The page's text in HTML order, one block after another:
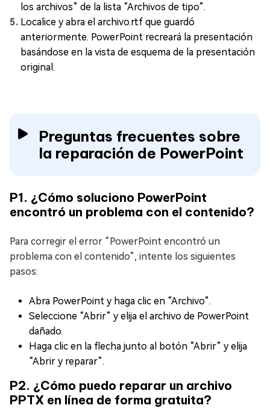
los archivos” de la lista “Archivos de tipo”.
Localice y abra el archivo.rtf que guardó
anteriormente. PowerPoint recreará la presentación
basándose en la vista de esquema de la presentación
original.
Preguntas frecuentes sobre
la reparación de PowerPoint
P1. ¿Cómo soluciono PowerPoint
encontró un problema con el contenido?
Para corregir el error “PowerPoint encontró un
problema con el contenido”, intente los siguientes
pasos:
Abra PowerPoint y haga clic en “Archivo”.
Seleccione “Abrir” y elija el archivo de PowerPoint
dañado.
Haga clic en la flecha junto al botón “Abrir” y elija
“Abrir y reparar”.
P2. ¿Cómo puedo reparar un archivo
PPTX en línea de forma gratuita?